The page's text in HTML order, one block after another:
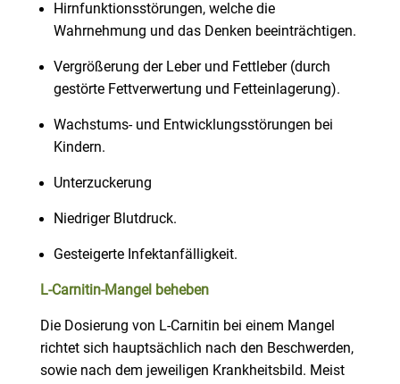
Hirnfunktionsstörungen, welche die
Wahrnehmung und das Denken beeinträchtigen.
Vergrößerung der Leber und Fettleber (durch
gestörte Fettverwertung und Fetteinlagerung).
Wachstums- und Entwicklungsstörungen bei
Kindern.
Unterzuckerung
Niedriger Blutdruck.
Gesteigerte Infektanfälligkeit.
L-Carnitin-Mangel beheben
Die Dosierung von L-Carnitin bei einem Mangel
richtet sich hauptsächlich nach den Beschwerden,
sowie nach dem jeweiligen Krankheitsbild. Meist